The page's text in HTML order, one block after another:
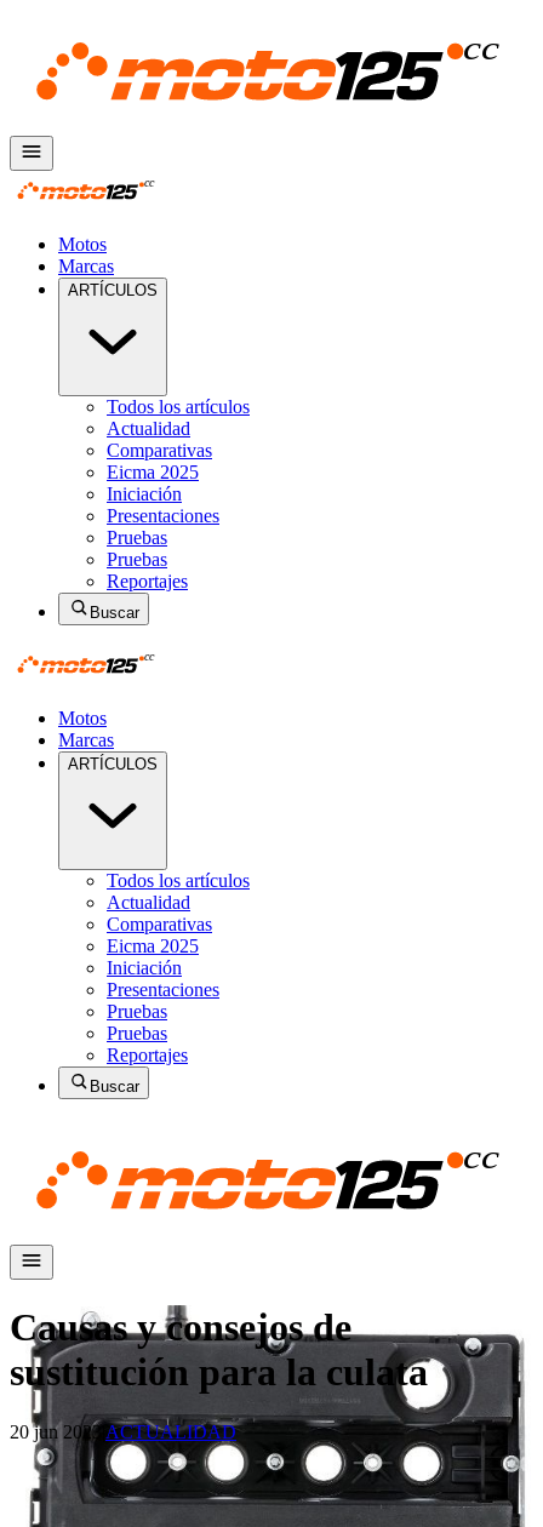
Motos
Marcas
ARTÍCULOS
Todos los artículos
Actualidad
Comparativas
Eicma 2025
Iniciación
Presentaciones
Pruebas
Pruebas
Reportajes
Buscar
Motos
Marcas
ARTÍCULOS
Todos los artículos
Actualidad
Comparativas
Eicma 2025
Iniciación
Presentaciones
Pruebas
Pruebas
Reportajes
Buscar
Causas y consejos de
sustitución para la culata
20 jun 2023 ACTUALIDAD